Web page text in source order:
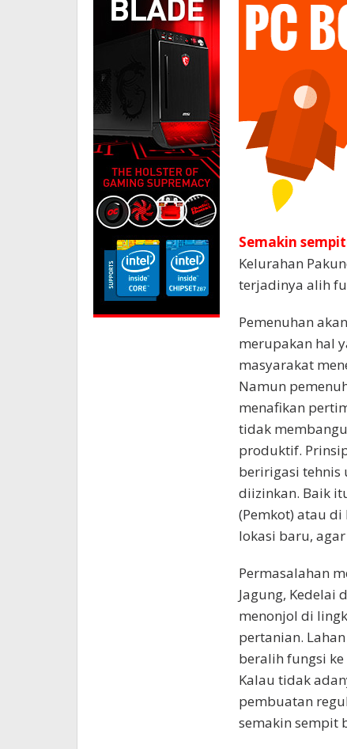
Semakin
Kelurahan
terjadinya alih
Pemenuhan
merupakan hal
masyarakat
Namun
menafikan
tidak
produktif.
beririgasi
diizinkan. Baik
(Pemkot) atau
lokasi baru,
Permasalahan
Jagung,
menonjol di
pertanian.
beralih fungsi
Kalau tidak
pembuatan
semakin sempit